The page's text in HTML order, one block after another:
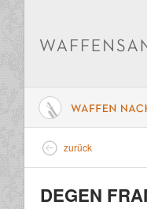
zurück
DEGEN